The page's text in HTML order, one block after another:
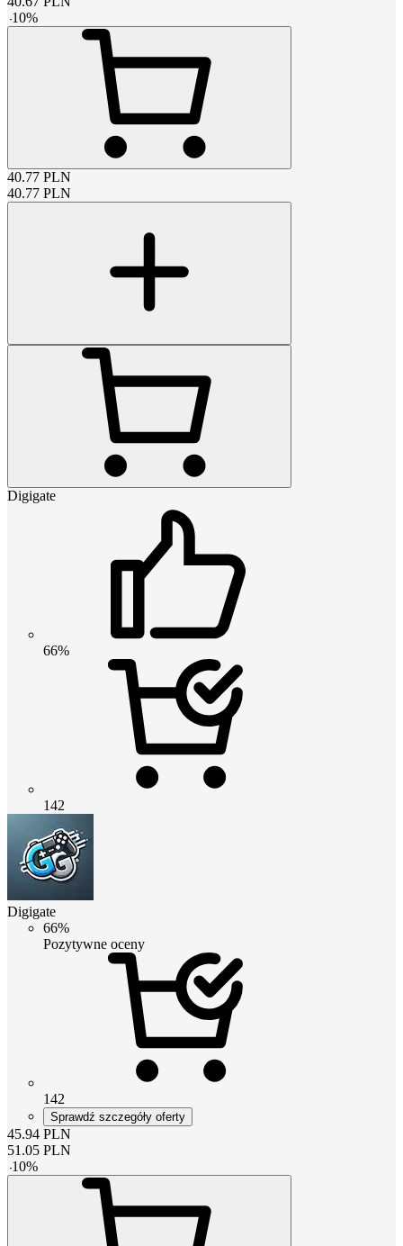
-10%
40.77 PLN
40.77 PLN
Digigate
66%
142
Digigate
66%
Pozytywne oceny
142
Sprawdź szczegóły oferty
45.94 PLN
51.05 PLN
-10%